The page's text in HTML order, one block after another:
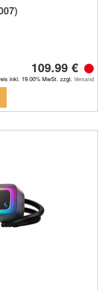
109.99 €
inkl. 19.00% MwSt. zzgl. Versand